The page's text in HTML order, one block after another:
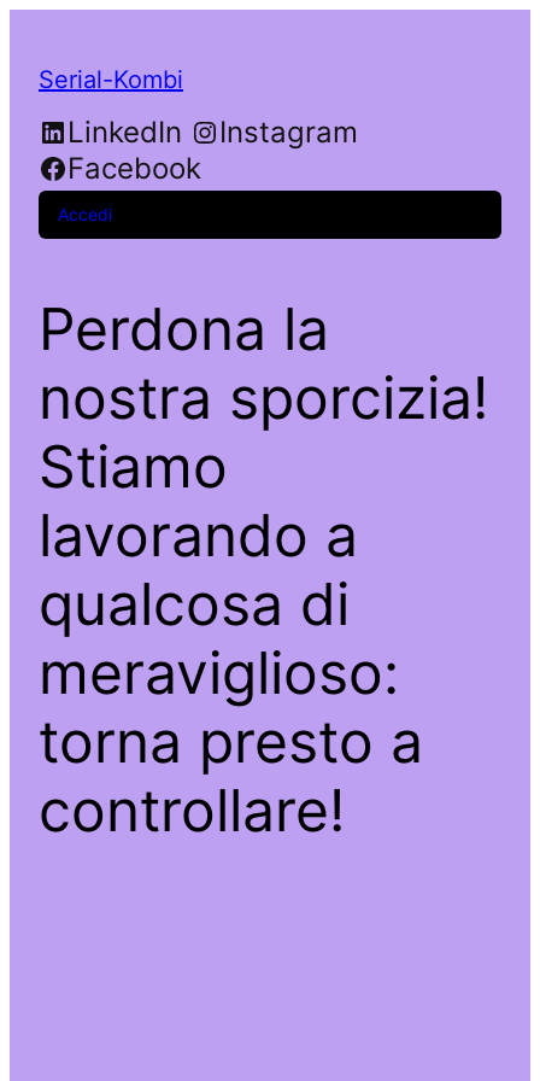
Serial-Kombi
LinkedIn
Instagram
Facebook
Accedi
Perdona la
nostra sporcizia!
Stiamo
lavorando a
qualcosa di
meraviglioso:
torna presto a
controllare!